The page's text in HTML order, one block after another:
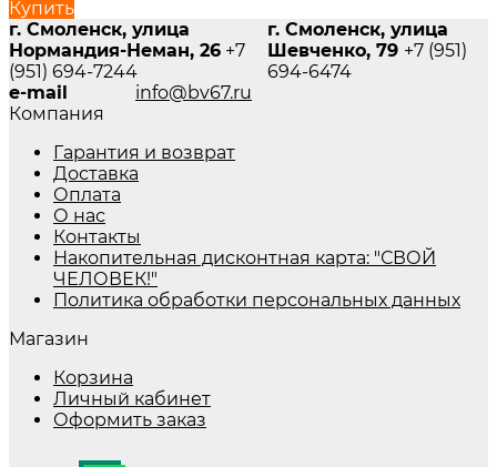
Купить
г. Смоленск, улица
Нормандия-Неман, 26 +7
(951) 694-7244
г. Смоленск, улица
Шевченко, 79 +7 (951)
694-6474
e-mail
info@bv67.ru
Компания
Гарантия и возврат
Доставка
Оплата
О нас
Контакты
Накопительная дисконтная карта: "СВОЙ
ЧЕЛОВЕК!"
Политика обработки персональных данных
Магазин
Корзина
Личный кабинет
Оформить заказ